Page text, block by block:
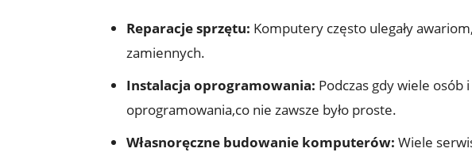
Reparacje sprzętu: Komputery często ulegały
zamiennych.
Instalacja oprogramowania: Podczas gdy wiele
oprogramowania,co nie zawsze było proste.
Własnoręczne budowanie komputerów: Wiele